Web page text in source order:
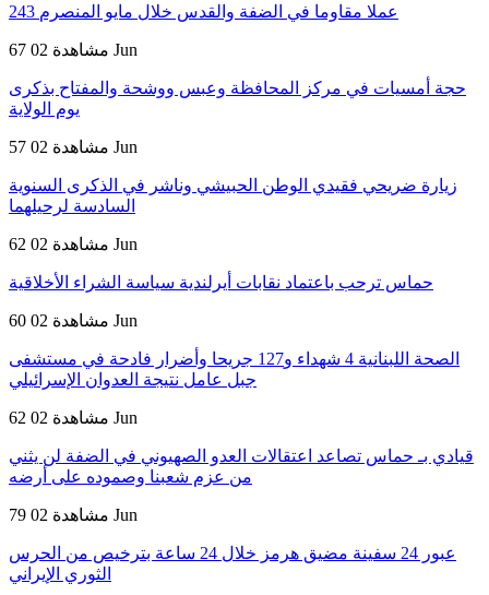
243 عملا مقاوما في الضفة والقدس خلال مايو المنصرم
67 مشاهدة 02 Jun
حجة أمسيات في مركز المحافظة وعبس ووشحة والمفتاح بذكرى
يوم الولاية
57 مشاهدة 02 Jun
زيارة ضريحي فقيدي الوطن الحبيشي وناشر في الذكرى السنوية
السادسة لرحيلهما
62 مشاهدة 02 Jun
حماس ترحب باعتماد نقابات أيرلندية سياسة الشراء الأخلاقية
60 مشاهدة 02 Jun
الصحة اللبنانية 4 شهداء و127 جريحا وأضرار فادحة في مستشفى
جبل عامل نتيجة العدوان الإسرائيلي
62 مشاهدة 02 Jun
قيادي بـ حماس تصاعد اعتقالات العدو الصهيوني في الضفة لن يثني
من عزم شعبنا وصموده على أرضه
79 مشاهدة 02 Jun
عبور 24 سفينة مضيق هرمز خلال 24 ساعة بترخيص من الحرس
الثوري الإيراني